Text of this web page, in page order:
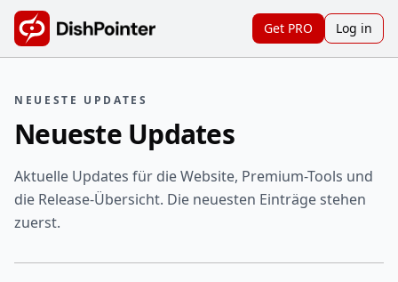
Get PRO Log in
NEUESTE UPDATES
Neueste Updates
Aktuelle Updates für die Website, Premium-Tools und
die Release-Übersicht. Die neuesten Einträge stehen
zuerst.